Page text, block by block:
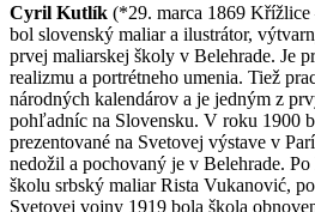
Cyril Kutlík (*29. marca 1869 Křížlice
bol slovenský maliar a ilustrátor,
prvej maliarskej školy v Belehrade. Je
realizmu a portrétneho umenia. Tiež
národných kalendárov a je jedným z
pohľadníc na Slovensku. V roku 1900
prezentované na Svetovej výstave v
nedožil a pochovaný je v Belehrade.
školu srbský maliar Rista Vukanović,
Svetovej vojny 1919 bola škola